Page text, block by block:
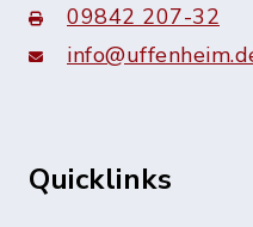
09842 207-32
Quicklinks